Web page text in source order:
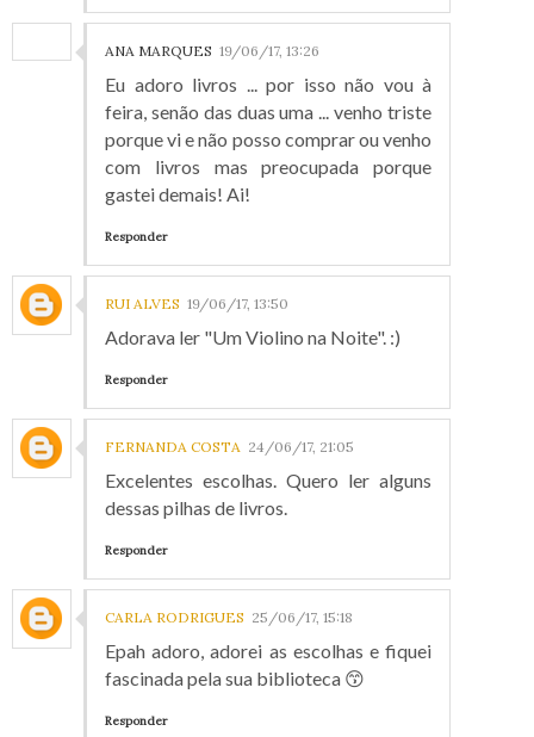
ANA MARQUES 19/06/17, 13:26
Eu adoro livros ... por isso não vou à
feira, senão das duas uma ... venho triste
porque vi e não posso comprar ou venho
com livros mas preocupada porque
gastei demais! Ai!
Responder
RUI ALVES 19/06/17, 13:50
Adorava ler "Um Violino na Noite". :)
Responder
FERNANDA COSTA 24/06/17, 21:05
Excelentes escolhas. Quero ler alguns
dessas pilhas de livros.
Responder
CARLA RODRIGUES 25/06/17, 15:18
Epah adoro, adorei as escolhas e fiquei
fascinada pela sua biblioteca 😙
Responder